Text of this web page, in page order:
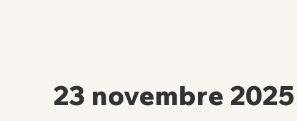
23 novembre 2025